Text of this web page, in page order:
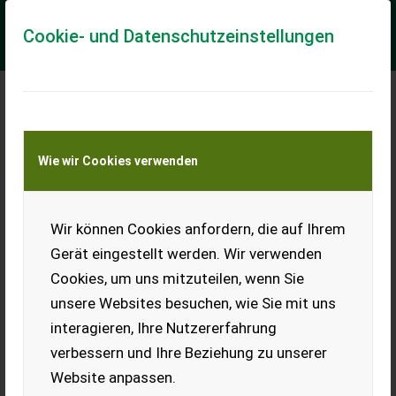
Cookie- und Datenschutzeinstellungen
Wie wir Cookies verwenden
Wir können Cookies anfordern, die auf Ihrem
Gerät eingestellt werden. Wir verwenden
Cookies, um uns mitzuteilen, wenn Sie
unsere Websites besuchen, wie Sie mit uns
interagieren, Ihre Nutzererfahrung
verbessern und Ihre Beziehung zu unserer
Website anpassen.
Meine Transportkostenanfrage
Transport von Land- und Baumaschinen –
KEINE Tiertransporte
Akku-Ladegerät Activ
Energy 20/40 V
Verkaufe neues Akku-
Ladegerät.
EUR 0